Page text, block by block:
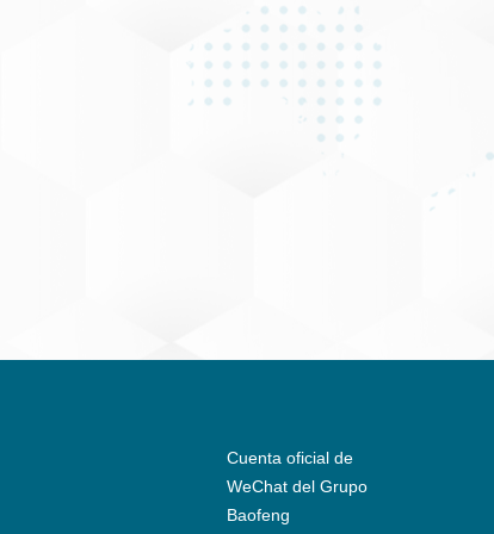
Cuenta oficial de
WeChat del Grupo
Baofeng